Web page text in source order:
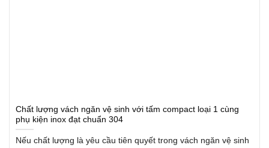
Chất lượng vách ngăn vệ sinh với tấm compact loại 1 cùng
phụ kiện inox đạt chuẩn 304
Nếu chất lượng là yêu cầu tiên quyết trong vách ngăn vệ sinh